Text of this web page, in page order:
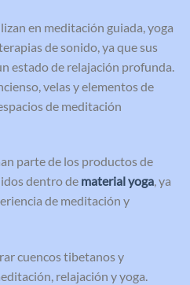
en meditación guiada, yoga
de sonido, ya que sus
estado de relajación profunda.
velas y elementos de
de meditación
parte de los productos de
dentro de material yoga, ya
de meditación y
cuencos tibetanos y
relajación y yoga.